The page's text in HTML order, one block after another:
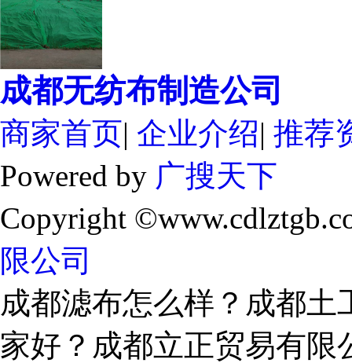
成都无纺布制造公司
商家首页| 企业介绍| 推荐
Powered by 广搜天下
Copyright
限公司
成都滤布怎么样？成都
家好？成都立正贸易有